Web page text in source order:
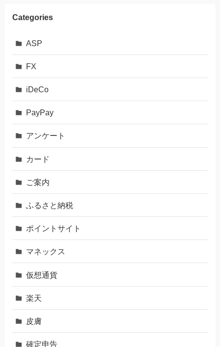
Categories
ASP
FX
iDeCo
PayPay
アンケート
カード
ご案内
ふるさと納税
ポイントサイト
マネックス
仮想通貨
楽天
皮膚
確定申告